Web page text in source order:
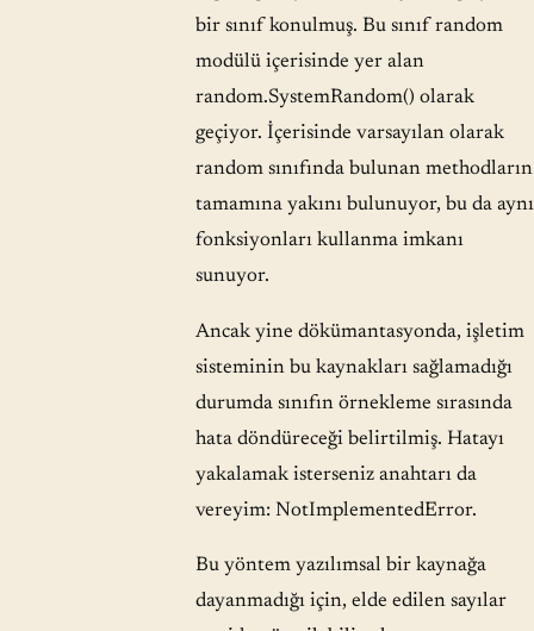
bir sınıf konulmuş. Bu sınıf random
modülü içerisinde yer alan
random.SystemRandom() olarak
geçiyor. İçerisinde varsayılan olarak
random sınıfında bulunan methodların
tamamına yakını bulunuyor, bu da aynı
fonksiyonları kullanma imkanı
sunuyor.
Ancak yine dökümantasyonda, işletim
sisteminin bu kaynakları sağlamadığı
durumda sınıfın örnekleme sırasında
hata döndüreceği belirtilmiş. Hatayı
yakalamak isterseniz anahtarı da
vereyim: NotImplementedError.
Bu yöntem yazılımsal bir kaynağa
dayanmadığı için, elde edilen sayılar